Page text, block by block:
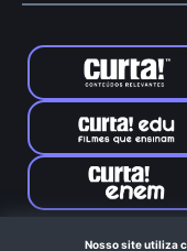
Tamanduá © 2024.
Nosso site utiliza